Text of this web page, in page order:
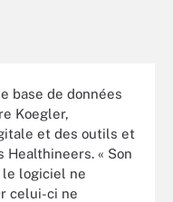
base de données
Koegler,
et des outils et
« Son
le logiciel ne
celui-ci ne